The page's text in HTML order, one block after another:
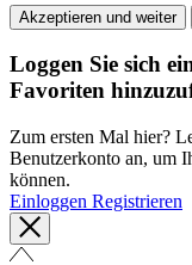
Akzeptieren und weiter
Loggen Sie sich
Favoriten
Zum ersten Mal hier?
Benutzerkonto an, um
können.
Einloggen Registrieren